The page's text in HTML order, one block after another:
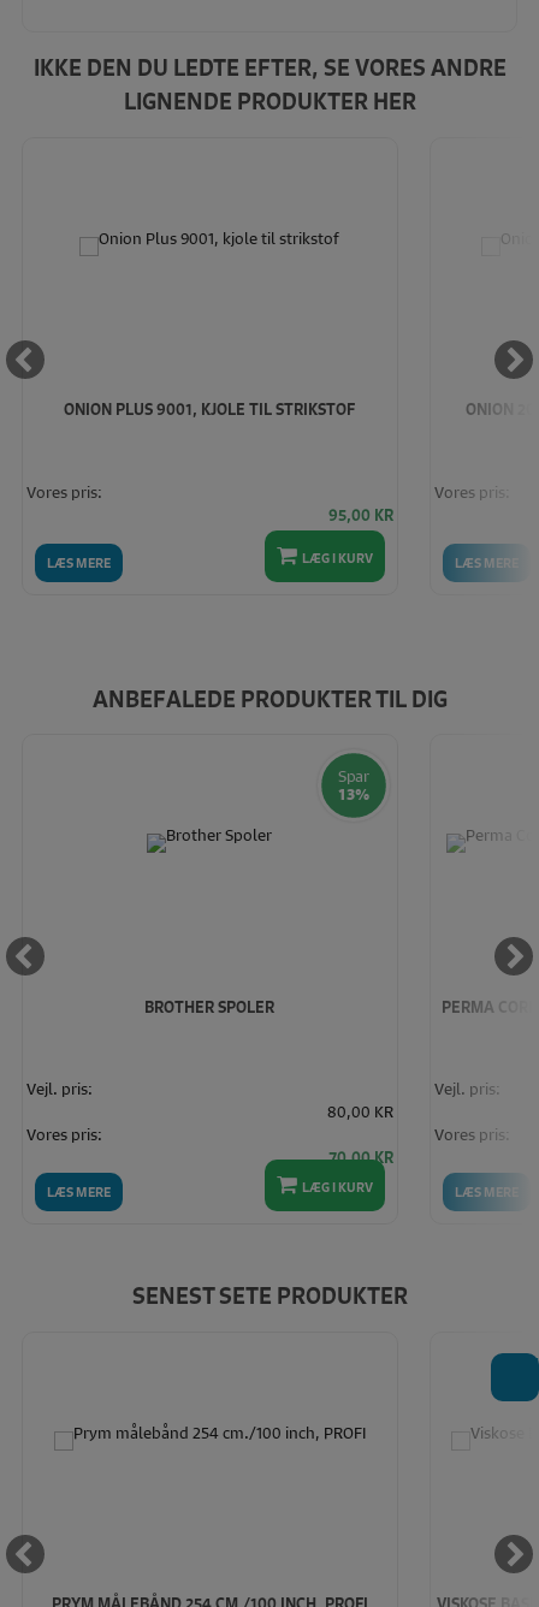
IKKE DEN DU LEDTE EFTER, SE VORES ANDRE
LIGNENDE PRODUKTER HER
ONION PLUS 9001, KJOLE TIL STRIKSTOF
LÆS MERE
Vores pris:
95,00 KR
LÆG I KURV
ONION
LÆS MERE
Vores pris:
ANBEFALEDE PRODUKTER TIL DIG
Spar
13%
BROTHER SPOLER
LÆS MERE
Vejl. pris:
80,00 KR
Vores pris:
70,00 KR
LÆG I KURV
PERMA
LÆS MERE
Vejl. pris:
Vores pris:
SENEST SETE PRODUKTER